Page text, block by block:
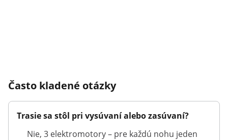
Často kladené otázky
Trasie sa stôl pri vysúvaní alebo zasúvaní?
Nie, 3 elektromotory – pre každú nohu jeden